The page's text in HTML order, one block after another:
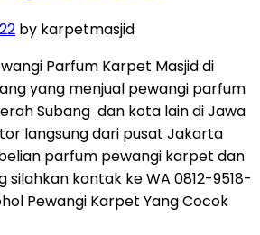
by karpetmasjid
Parfum Karpet Masjid di
yang menjual pewangi parfum
Subang dan kota lain di Jawa
langsung dari pusat Jakarta
parfum pewangi karpet dan
silahkan kontak ke WA 0812-9518-
Pewangi Karpet Yang Cocok